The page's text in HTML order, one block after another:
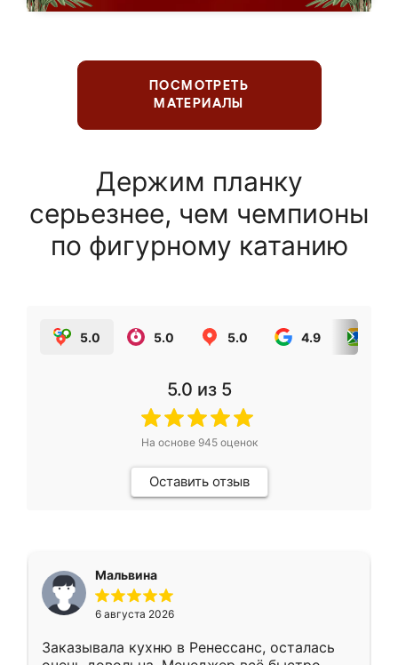
ПОСМОТРЕТЬ
МАТЕРИАЛЫ
Держим планку
серьезнее, чем чемпионы
по фигурному катанию
5.0 5.0 5.0 4.9
5.0 из 5
На основе 945оценок
Оставить отзыв
Мальвина
6 августа 2026
Заказывала кухню в Ренессанс, осталась